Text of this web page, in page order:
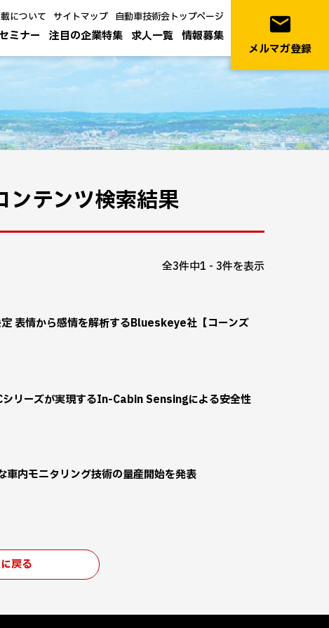
ミナー 注目の企業特集 求人一覧 情報募集
について サイトマップ 自動車技術会トップページ email
メルマガ登録
ンテンツ検索結果
全3件中1 - 3件を表示
表情から感情を解析するBlueskeye社【コーンズ
リーズが実現するIn-Cabin Sensingによる安全性
内モニタリング技術の量産開始を発表
戻る